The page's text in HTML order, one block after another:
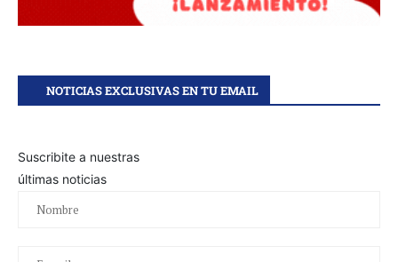
NOTICIAS EXCLUSIVAS EN TU EMAIL
Suscribite a nuestras
últimas noticias